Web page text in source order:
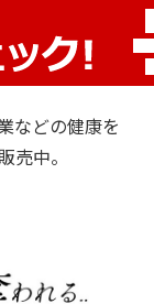
などの健康を
売中。